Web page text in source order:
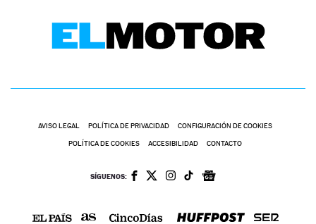
AVISO LEGAL POLÍTICA DE PRIVACIDAD CONFIGURACIÓN DE COOKIES
POLÍTICA DE COOKIES ACCESIBILIDAD CONTACTO
SÍGUENOS: